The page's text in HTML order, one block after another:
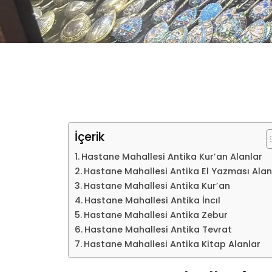
İçerik
Hastane Mahallesi Antika Kur’an Alanlar
Hastane Mahallesi Antika El Yazması
Hastane Mahallesi Antika Kur’an
Hastane Mahallesi Antika İncıl
Hastane Mahallesi Antika Zebur
Hastane Mahallesi Antika Tevrat
Hastane Mahallesi Antika Kitap Alanlar